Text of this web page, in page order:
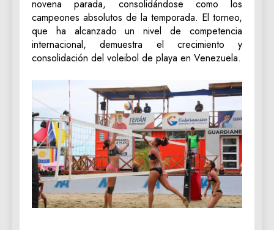
novena parada, consolidándose como los
campeones absolutos de la temporada. El torneo,
que ha alcanzado un nivel de competencia
internacional, demuestra el crecimiento y
consolidación del voleibol de playa en Venezuela.